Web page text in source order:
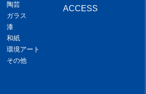
陶芸
ガラス
漆
和紙
環境アート
その他
ACCESS